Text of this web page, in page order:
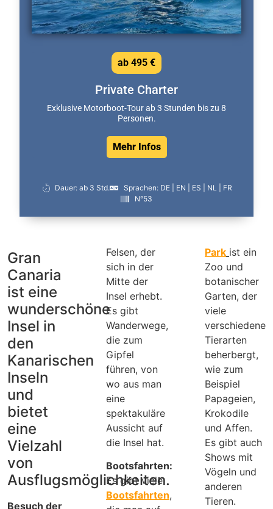
Private Charter
Exklusive Motorboot-Tour ab 3 Stunden bis zu 8
Personen.
Mehr Infos
ab 495 €
Dauer: ab 3 Std.
Sprachen: DE | EN | ES | NL | FR
N°53
Gran
Canaria
ist eine
wunderschöne
Insel in
den
Kanarischen
Inseln
und
bietet
eine
Vielzahl
von
Ausflugsmöglichkeiten.
Besuch der
Felsen, der
sich in der
Mitte der
Insel erhebt.
Es gibt
Wanderwege,
die zum
Gipfel
führen, von
wo aus man
eine
spektakuläre
Aussicht auf
die Insel hat.
Bootsfahrten:
Es gibt viele
Bootsfahrten,
Park ist ein
Zoo und
botanischer
Garten, der
viele
verschiedene
Tierarten
beherbergt,
wie zum
Beispiel
Papageien,
Krokodile
und Affen.
Es gibt auch
Shows mit
Vögeln und
anderen
Tieren.